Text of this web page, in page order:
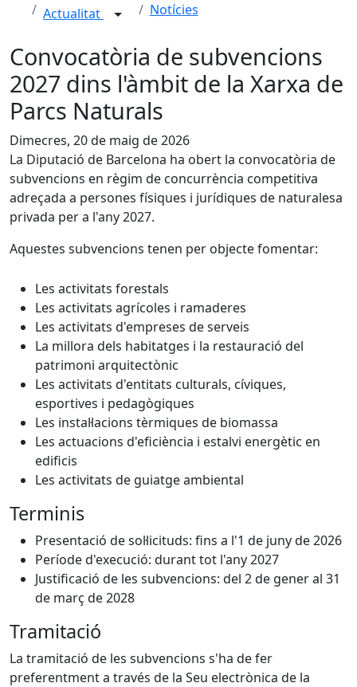
Actualitat Notícies
Convocatòria de subvencions
2027 dins l'àmbit de la Xarxa de
Parcs Naturals
Dimecres, 20 de maig de 2026
La Diputació de Barcelona ha obert la convocatòria de
subvencions en règim de concurrència competitiva
adreçada a persones físiques i jurídiques de naturalesa
privada per a l'any 2027.
Aquestes subvencions tenen per objecte fomentar:
Les activitats forestals
Les activitats agrícoles i ramaderes
Les activitats d'empreses de serveis
La millora dels habitatges i la restauració del
patrimoni arquitectònic
Les activitats d'entitats culturals, cíviques,
esportives i pedagògiques
Les instal·lacions tèrmiques de biomassa
Les actuacions d'eficiència i estalvi energètic en
edificis
Les activitats de guiatge ambiental
Terminis
Presentació de sol·licituds: fins a l'1 de juny de 2026
Període d'execució: durant tot l'any 2027
Justificació de les subvencions: del 2 de gener al 31
de març de 2028
Tramitació
La tramitació de les subvencions s'ha de fer
preferentment a través de la Seu electrònica de la